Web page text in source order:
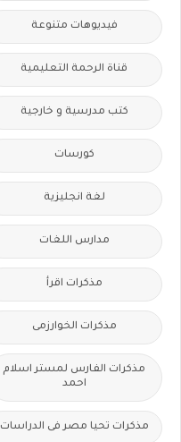
فيديوهات متنوعة
قناة الرحمة التعليمية
كتب مدرسية و خارجية
كورسات
لغة انجليزية
مدارس اللغات
مذكرات اقرأ
مذكرات الخوارزمى
مذكرات الفارس لمستر اسلام
احمد
مذكرات تحيا مصر فى الدراسات